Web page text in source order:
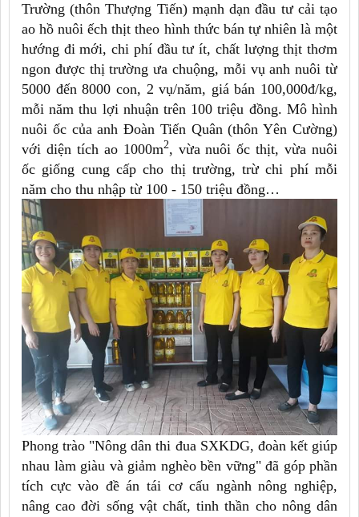
Trường (thôn Thượng Tiến) mạnh dạn đầu tư cải tạo
ao hồ nuôi ếch thịt theo hình thức bán tự nhiên là một
hướng đi mới, chi phí đầu tư ít, chất lượng thịt thơm
ngon được thị trường ưa chuộng, mỗi vụ anh nuôi từ
5000 đến 8000 con, 2 vụ/năm, giá bán 100,000đ/kg,
mỗi năm thu lợi nhuận trên 100 triệu đồng. Mô hình
nuôi ốc của anh Đoàn Tiến Quân (thôn Yên Cường)
với diện tích ao 1000m2, vừa nuôi ốc thịt, vừa nuôi
ốc giống cung cấp cho thị trường, trừ chi phí mỗi
năm cho thu nhập từ 100 - 150 triệu đồng…
Phong trào "Nông dân thi đua SXKDG, đoàn kết giúp
nhau làm giàu và giảm nghèo bền vững" đã góp phần
tích cực vào đề án tái cơ cấu ngành nông nghiệp,
nâng cao đời sống vật chất, tinh thần cho nông dân